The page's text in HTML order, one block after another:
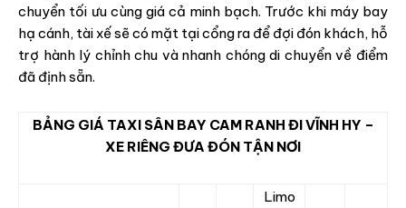
chuyển tối ưu cùng giá cả minh bạch. Trước khi máy bay
hạ cánh, tài xế sẽ có mặt tại cổng ra để đợi đón khách, hỗ
trợ hành lý chỉnh chu và nhanh chóng di chuyển về điểm
đã định sẵn.
BẢNG GIÁ TAXI SÂN BAY CAM RANH ĐI VĨNH HY –
XE RIÊNG ĐƯA ĐÓN TẬN NƠI
Limo